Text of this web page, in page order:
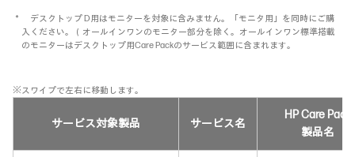
＊ デスクトップ D用はモニターを対象に含みません。「モニタ用」を同時にご購
入ください。（オールインワンのモニター部分を除く。オールインワン標準搭載
のモニターはデスクトップ用Care Packのサービス範囲に含まれます。
※スワイプで左右に移動します。
サービス対象製品 サービス名
HP Care Pack
製品名